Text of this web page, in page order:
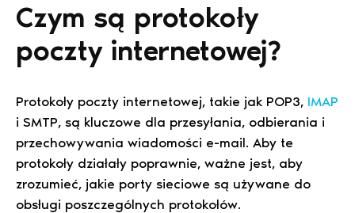
Czym są protokoły
poczty internetowej?
Protokoły poczty internetowej, takie jak POP3, IMAP
i SMTP, są kluczowe dla przesyłania, odbierania i
przechowywania wiadomości e-mail. Aby te
protokoły działały poprawnie, ważne jest, aby
zrozumieć, jakie porty sieciowe są używane do
obsługi poszczególnych protokołów.